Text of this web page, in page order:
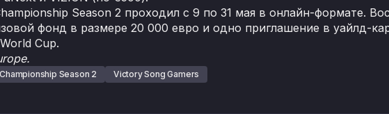
Season 2 проходил с 9 по 31 мая в онлайн-формате.
фонд в размере 20 000 евро и одно приглашение в уайлд-
Cup.
Season 2 Victory Song Gamers